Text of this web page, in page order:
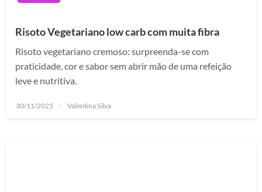
Risoto Vegetariano low carb com muita fibra
Risoto vegetariano cremoso: surpreenda-se com
praticidade, cor e sabor sem abrir mão de uma refeição
leve e nutritiva.
Posted
30/11/2025 Valentina Silva